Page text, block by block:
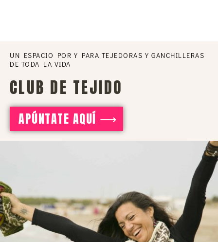
UN ESPACIO POR Y PARA TEJEDORAS Y GANCHILLERAS
DE TODA LA VIDA
CLUB DE TEJIDO
APÚNTATE AQUÍ ⟶